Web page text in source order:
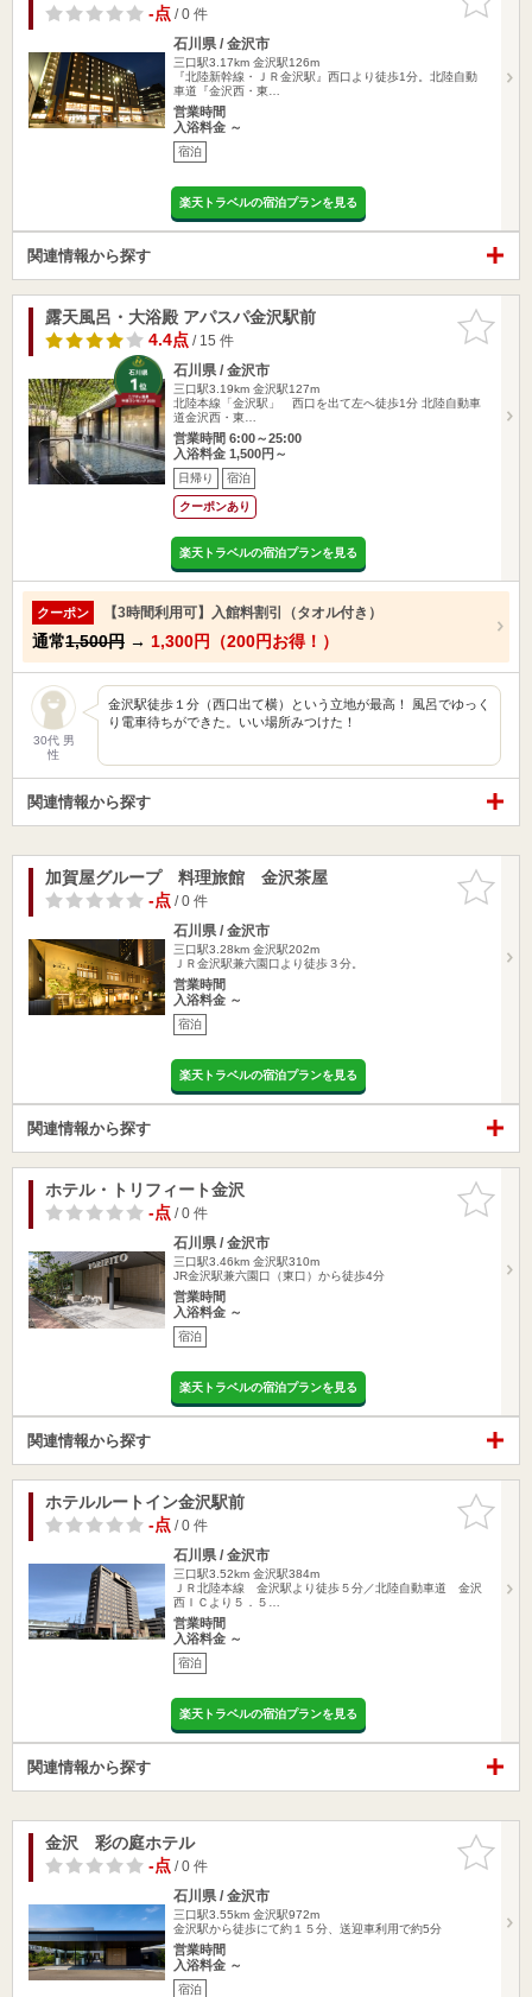
りに追加
-点/ 0 件
石川県 / 金沢市
三口駅3.17km 金沢駅126m
『北陸新幹線・ＪＲ金沢駅』西口より徒歩1分。北陸自動
車道『金沢西・東…
営業時間
入浴料金 ～
宿泊
楽天トラベルの宿泊プランを見る
関連情報から探す
お気に入
りに追加
露天風呂・大浴殿 アパスパ金沢駅前
4.4点/ 15 件
石川県 / 金沢市
三口駅3.19km 金沢駅127m
北陸本線「金沢駅」 西口を出て左へ徒歩1分 北陸自動車
道金沢西・東…
営業時間 6:00～25:00
入浴料金 1,500円～
日帰り 宿泊
クーポンあり
楽天トラベルの宿泊プランを見る
クーポン 【3時間利用可】入館料割引（タオル付き）
通常1,500円 → 1,300円（200円お得！）
30代 男
性
金沢駅徒歩１分（西口出て横）という立地が最高！ 風呂でゆっく
り電車待ちができた。いい場所みつけた！
関連情報から探す
お気に入
りに追加
加賀屋グループ 料理旅館 金沢茶屋
-点/ 0 件
石川県 / 金沢市
三口駅3.28km 金沢駅202m
ＪＲ金沢駅兼六園口より徒歩３分。
営業時間
入浴料金 ～
宿泊
楽天トラベルの宿泊プランを見る
関連情報から探す
お気に入
りに追加
ホテル・トリフィート金沢
-点/ 0 件
石川県 / 金沢市
三口駅3.46km 金沢駅310m
JR金沢駅兼六園口（東口）から徒歩4分
営業時間
入浴料金 ～
宿泊
楽天トラベルの宿泊プランを見る
関連情報から探す
お気に入
りに追加
ホテルルートイン金沢駅前
-点/ 0 件
石川県 / 金沢市
三口駅3.52km 金沢駅384m
ＪＲ北陸本線 金沢駅より徒歩５分／北陸自動車道 金沢
西ＩＣより５．５…
営業時間
入浴料金 ～
宿泊
楽天トラベルの宿泊プランを見る
関連情報から探す
お気に入
りに追加
金沢 彩の庭ホテル
-点/ 0 件
石川県 / 金沢市
三口駅3.55km 金沢駅972m
金沢駅から徒歩にて約１５分、送迎車利用で約5分
営業時間
入浴料金 ～
宿泊